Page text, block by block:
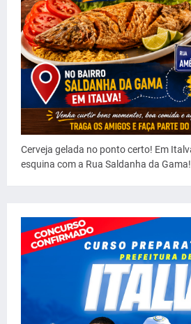
Cerveja gelada no ponto certo! Em
esquina com a Rua Saldanha da Gama!